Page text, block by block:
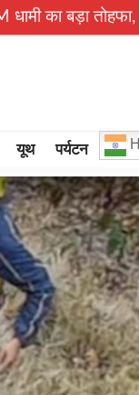
लाख पेंशन
यूथ पर्यटन